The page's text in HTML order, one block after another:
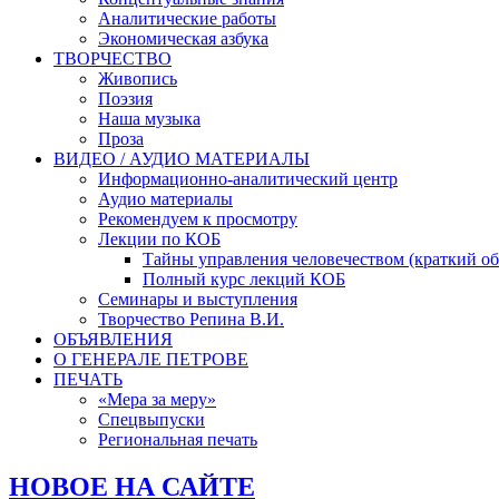
Аналитические работы
Экономическая азбука
ТВОРЧЕСТВО
Живопись
Поэзия
Наша музыка
Проза
ВИДЕО / АУДИО МАТЕРИАЛЫ
Информационно-аналитический центр
Аудио материалы
Рекомендуем к просмотру
Лекции по КОБ
Тайны управления человечеством (краткий
Полный курс лекций КОБ
Семинары и выступления
Творчество Репина В.И.
ОБЪЯВЛЕНИЯ
О ГЕНЕРАЛЕ ПЕТРОВЕ
ПЕЧАТЬ
«Мера за меру»
Спецвыпуски
Региональная печать
НОВОЕ НА САЙТЕ